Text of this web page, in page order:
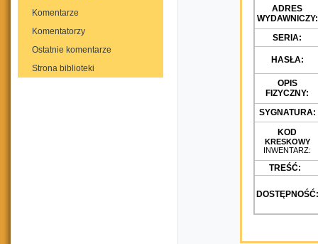
Komentarze
Komentatorzy
Ostatnie komentarze
Strona biblioteki
ADRES
WYDAWNICZY:
SERIA:
HASŁA:
OPIS
FIZYCZNY:
SYGNATURA:
KOD
KRESKOWY
INWENTARZ:
TREŚĆ:
DOSTĘPNOŚĆ: